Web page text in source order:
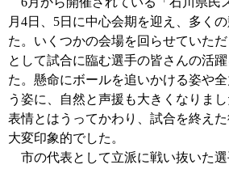
月4日、5日に中心会期を迎え、多く
た。いくつかの会場を回らせていた
として試合に臨む選手の皆さんの活
た。懸命にボールを追いかける姿や
う姿に、自然と声援も大きくなりま
表情とはうってかわり、試合を終え
大変印象的でした。
市の代表として立派に戦い抜いた